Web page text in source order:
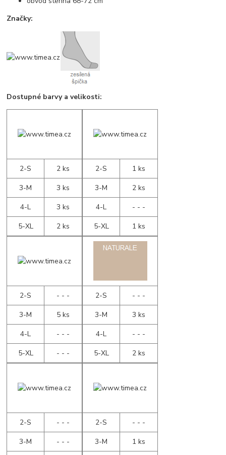
Značky:
Dostupné barvy a velikosti:
2-S
2 ks
3-M
3 ks
4-L
3 ks
5-XL
2 ks
2-S
1 ks
3-M
2 ks
4-L
- - -
5-XL
1 ks
2-S
- - -
3-M
5 ks
4-L
- - -
5-XL
- - -
2-S
- - -
3-M
3 ks
4-L
- - -
5-XL
2 ks
2-S
- - -
3-M
- - -
2-S
- - -
3-M
1 ks